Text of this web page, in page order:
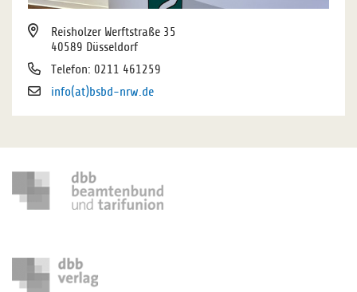
Reisholzer Werftstraße 35
40589 Düsseldorf
Telefon: 0211 461259
info(at)bsbd-nrw.de